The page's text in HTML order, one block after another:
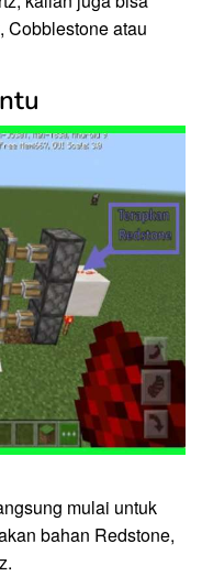
Cobblestone atau
mulai untuk
bahan Redstone,